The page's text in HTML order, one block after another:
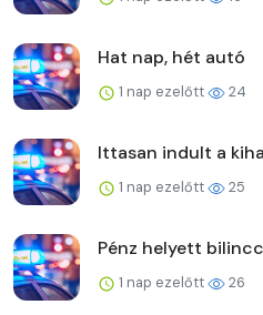
Hat nap, hét autó
1 nap ezelőtt 24
Ittasan indult a
1 nap ezelőtt 25
Pénz helyett
1 nap ezelőtt 26